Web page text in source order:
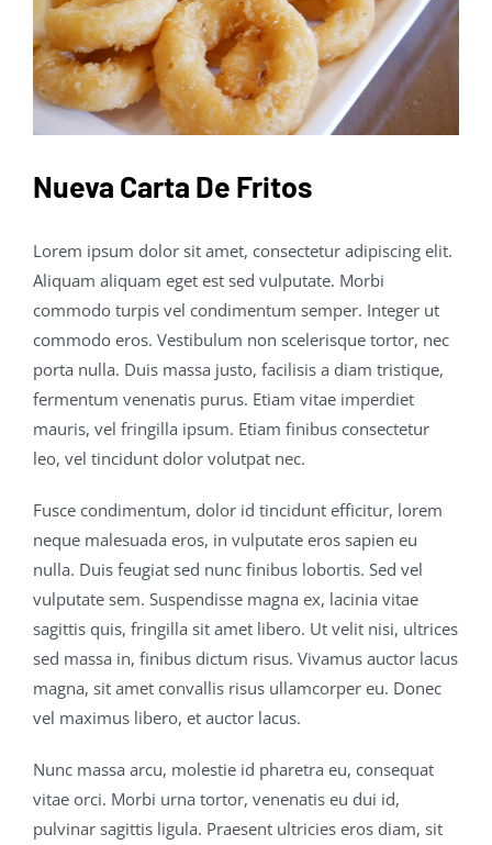
Nueva Carta De Fritos
Lorem ipsum dolor sit amet, consectetur adipiscing elit.
Aliquam aliquam eget est sed vulputate. Morbi
commodo turpis vel condimentum semper. Integer ut
commodo eros. Vestibulum non scelerisque tortor, nec
porta nulla. Duis massa justo, facilisis a diam tristique,
fermentum venenatis purus. Etiam vitae imperdiet
mauris, vel fringilla ipsum. Etiam finibus consectetur
leo, vel tincidunt dolor volutpat nec.
Fusce condimentum, dolor id tincidunt efficitur, lorem
neque malesuada eros, in vulputate eros sapien eu
nulla. Duis feugiat sed nunc finibus lobortis. Sed vel
vulputate sem. Suspendisse magna ex, lacinia vitae
sagittis quis, fringilla sit amet libero. Ut velit nisi, ultrices
sed massa in, finibus dictum risus. Vivamus auctor lacus
magna, sit amet convallis risus ullamcorper eu. Donec
vel maximus libero, et auctor lacus.
Nunc massa arcu, molestie id pharetra eu, consequat
vitae orci. Morbi urna tortor, venenatis eu dui id,
pulvinar sagittis ligula. Praesent ultricies eros diam, sit